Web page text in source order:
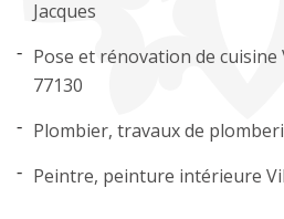
Jacques
Pose et rénovation de cuisine
77130
Plombier, travaux de
Peintre, peinture intérieure